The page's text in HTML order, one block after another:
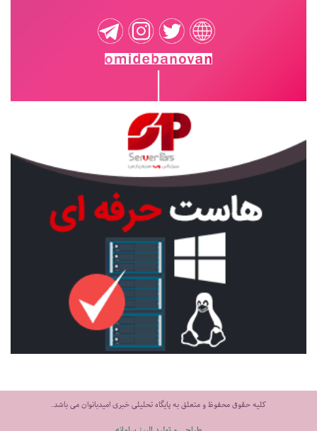
کلیه حقوق محفوظ و متعلق به پایگاه تحلیلی خبری امیدبانوان می باشد.